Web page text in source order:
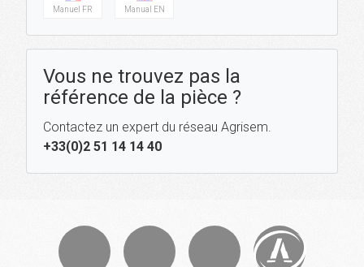
Manuel FR Manual EN
Vous ne trouvez pas la
référence de la pièce ?
Contactez un expert du réseau Agrisem.
+33(0)2 51 14 14 40